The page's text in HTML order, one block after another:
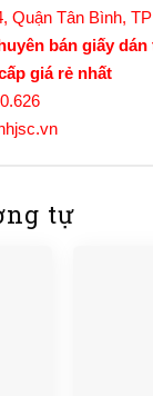
Quận Tân Bình,
bán giấy
giá rẻ nhất
tự